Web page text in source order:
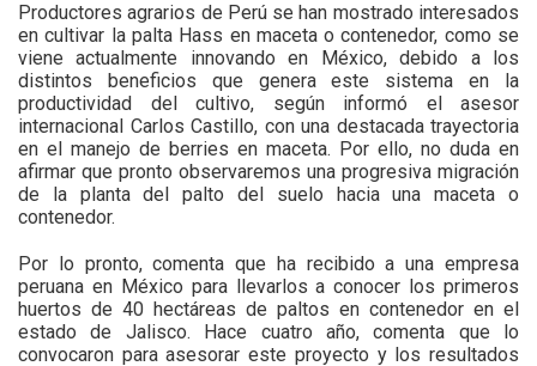
Productores agrarios de Perú se han mostrado interesados
en cultivar la palta Hass en maceta o contenedor, como se
viene actualmente innovando en México, debido a los
distintos beneficios que genera este sistema en la
productividad del cultivo, según informó el asesor
internacional Carlos Castillo, con una destacada trayectoria
en el manejo de berries en maceta. Por ello, no duda en
afirmar que pronto observaremos una progresiva migración
de la planta del palto del suelo hacia una maceta o
contenedor.
Por lo pronto, comenta que ha recibido a una empresa
peruana en México para llevarlos a conocer los primeros
huertos de 40 hectáreas de paltos en contenedor en el
estado de Jalisco. Hace cuatro año, comenta que lo
convocaron para asesorar este proyecto y los resultados